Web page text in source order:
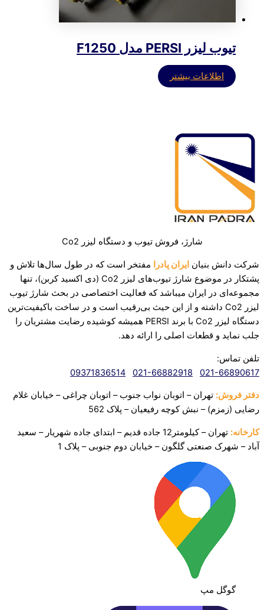
تیوب لیزر PERSI مدل F1250
اطلاعات بیشتر
شارژ، فروش تیوب و دستگاه لیزر Co2
شرکت دانش بنیان ایران پادرا
مفتخر است که در طول سال‌ها تلاش و
پشتکار در موضوع شارژ تیوب‌های لیزر Co2 (دی اکسید کربن)، تنها
مجموعه‌ای در ایران میباشد که فعالیت اختصاصی در بحث شارژ تیوب
لیزر Co2 داشته و از این حیث بی‌رقیب است و در ساخت باکیفیت‌ترین
دستگاه لیزر Co2 با برند PERSI همیشه کوشیده رضایت مشتریان را
جلب نماید و قطعات اصلی را ارائه دهد.‌
تلفن تماس:
021-66890617
021-66882918
09371836514
دفتر فروش: تهران – اتوبان نواب جنوب – اتوبان چراغی – خیابان غلام
رضایی (زمزم) – نبش کوچه رفیعیان – پلاک 562
کارخانه:
تهران – کیلومتر12 جاده قدیم – ابتدای جاده شهریار – سعید
آباد – شهرک صنعتیگلگون – خیابان دوم جنوبی – پلاک 1
گوگل مپ